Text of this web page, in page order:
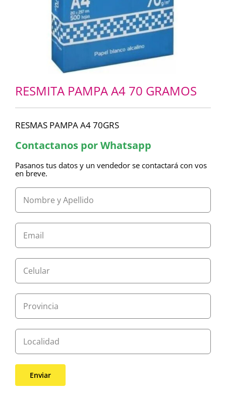
RESMITA PAMPA A4 70 GRAMOS
RESMAS PAMPA A4 70GRS
Contactanos por Whatsapp
Pasanos tus datos y un vendedor se contactará con vos
en breve.